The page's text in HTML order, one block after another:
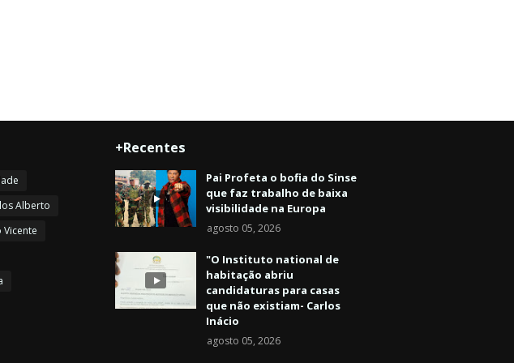
Alberto
Vicente
+Recentes
Pai Profeta o bofia do Sinse
que faz trabalho de baixa
visibilidade na Europa
agosto 05, 2026
"O Instituto national de
habitação abriu
candidaturas para casas
que não existiam- Carlos
Inácio
agosto 05, 2026